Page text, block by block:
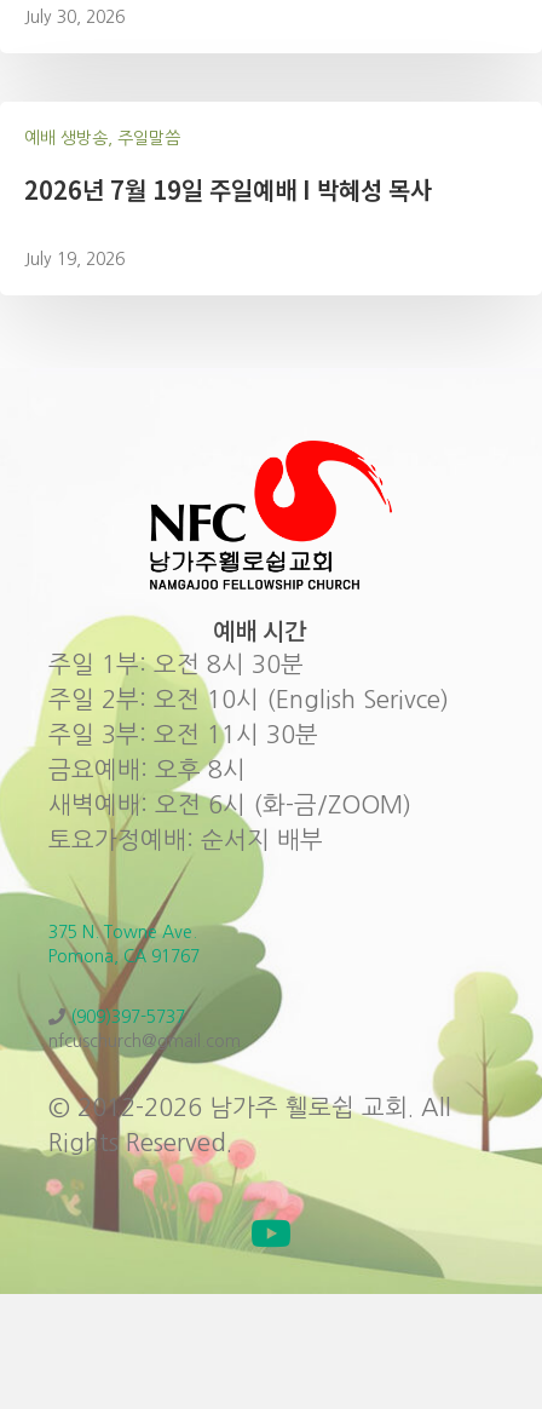
July 30, 2026
예배 생방송, 주일말씀
2026년 7월 19일 주일예배 I 박혜성 목사
July 19, 2026
예배 시간
주일 1부: 오전 8시 30분
주일 2부: 오전 10시 (English Serivce)
주일 3부: 오전 11시 30분
금요예배: 오후 8시
새벽예배: 오전 6시 (화-금/ZOOM)
토요가정예배: 순서지 배부
375 N. Towne Ave.
Pomona, CA 91767
(909)397-5737
nfcuschurch@gmail.com
© 2012-2026 남가주 휄로쉽 교회. All
Rights Reserved.